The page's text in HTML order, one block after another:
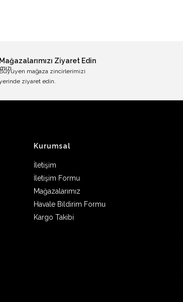
Mağazalarımızı Ziyaret Edin
mağaza zincirlerimizi
ziyaret edin.
Kurumsal
İletişim
İletişim Formu
Mağazalarımız
Havale Bildirim Formu
Kargo Takibi